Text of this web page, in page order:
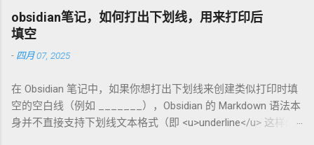
车座尺寸，通用款最省心。 用的时候简单到爆。插上车载
USB，5分钟座椅热乎乎，开长途都不冷。我在卡尔加里雪天开
车，加热垫开低档，20分钟省油又暖和。搭配个方向盘套，手
也不冻，安全又舒服。冬天停车后收好垫子，别让雪水弄湿，
常打折，30加币搞定。华人论坛也有二手交易，20加币能淘好
货。 便携行车加热垫 让加拿大华人冬天开车暖呼呼，赶紧入
手，出行更舒心！
obsidian笔记，如何打出下划线，用来打印后
填空
- 四月 07, 2025
在 Obsidian 笔记中，如果你想打出下划线来创建类似打印时填
空的空白线（例如 _______），Obsidian 的 Markdown 语法本
身并不直接支持下划线文本格式（即 <u>underline</u> 这样的